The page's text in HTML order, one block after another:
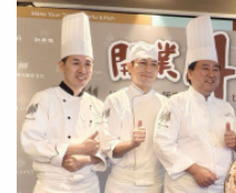
貫懷石籠」定食，最適合
成烏龍麵。（1,280元，圖
健太郎強調盡量使用台灣
食小菜也會依季節變換。
百坪，擁有127席座位與
外，日式定食也盡量選用
菜的夏日爽脆鮮筍、主菜
搭配草蝦與鮭魚卵，融合
妤靜攝）「棒腰內豬排
丼飯
肉質軟嫩、油脂均勻，每
元），「蔥薑燒里肌定食
醇厚。（360元，圖／魏妤
繼「伊勢路–勝勢」、「靜
縣大夢集團旗下知名豬排